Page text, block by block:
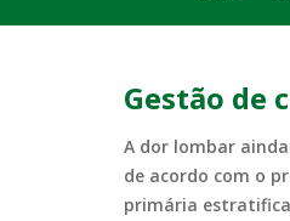
Gestão de
A dor lombar
de acordo com o
primária